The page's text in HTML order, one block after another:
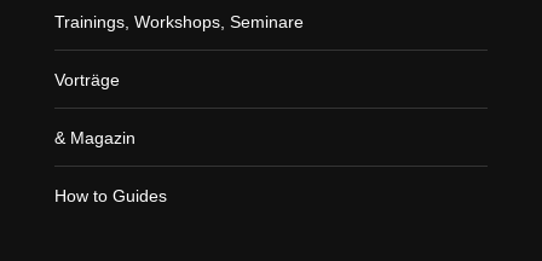
p
n
Trainings, Workshops, Seminare
Vorträge
& Magazin
How to Guides